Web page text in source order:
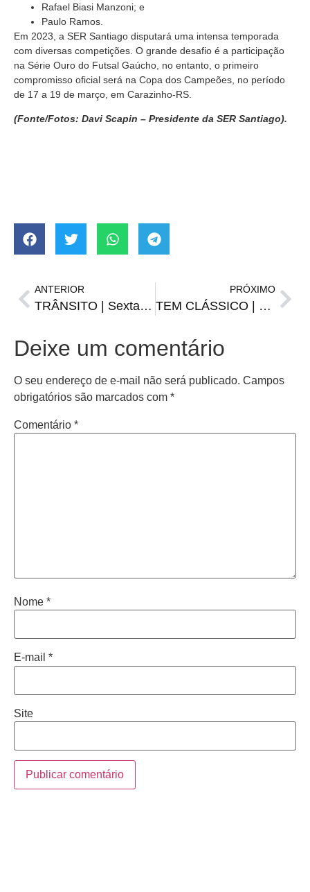
Rafael Biasi Manzoni; e
Paulo Ramos.
Em 2023, a SER Santiago disputará uma intensa temporada
com diversas competições. O grande desafio é a participação
na Série Ouro do Futsal Gaúcho, no entanto, o primeiro
compromisso oficial será na Copa dos Campeões, no período
de 17 a 19 de março, em Carazinho-RS.
(Fonte/Fotos: Davi Scapin – Presidente da SER Santiago).
ANTERIOR
TRÂNSITO | Sexta começou com acidente na Tito Beccon
PRÓXIMO
TEM CLÁSSICO | Vamos falar de Gre-Nal?
Deixe um comentário
O seu endereço de e-mail não será publicado. Campos
obrigatórios são marcados com *
Comentário *
Nome *
E-mail *
Site